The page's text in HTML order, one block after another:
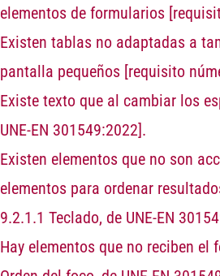
elementos de formularios
Existen tablas no adaptadas a
pantalla pequeños [requisito
Existe texto que al cambiar los
UNE-EN 301549:2022].
Existen elementos que no son
elementos para ordenar
9.2.1.1 Teclado, de UNE-EN
Hay elementos que no reciben